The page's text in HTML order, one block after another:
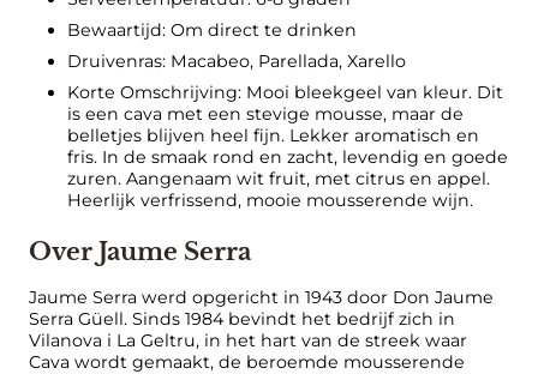
Bewaartijd: Om direct te drinken
Druivenras: Macabeo, Parellada, Xarello
Korte Omschrijving: Mooi bleekgeel van kleur. Dit
is een cava met een stevige mousse, maar de
belletjes blijven heel fijn. Lekker aromatisch en
fris. In de smaak rond en zacht, levendig en goede
zuren. Aangenaam wit fruit, met citrus en appel.
Heerlijk verfrissend, mooie mousserende wijn.
Over Jaume Serra
Jaume Serra werd opgericht in 1943 door Don Jaume
Serra Güell. Sinds 1984 bevindt het bedrijf zich in
Vilanova i La Geltru, in het hart van de streek waar
Cava wordt gemaakt, de beroemde mousserende